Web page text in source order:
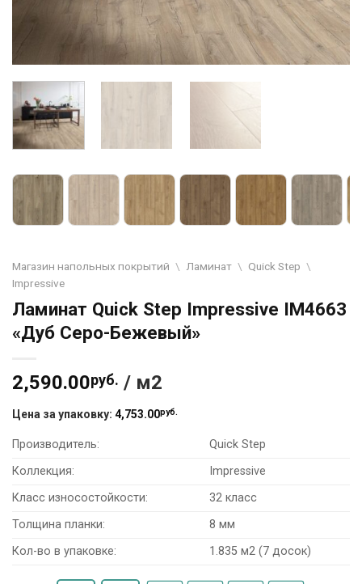
Магазин напольных покрытий \ Ламинат \ Quick Step \
Impressive
Ламинат Quick Step Impressive IM4663
«Дуб Серо-Бежевый»
2,590.00руб. / м2
Цена за упаковку: 4,753.00руб.
Производитель:
Quick Step
Коллекция:
Impressive
Класс износостойкости:
32 класс
Толщина планки:
8 мм
Кол-во в упаковке:
1.835 м2 (7 досок)